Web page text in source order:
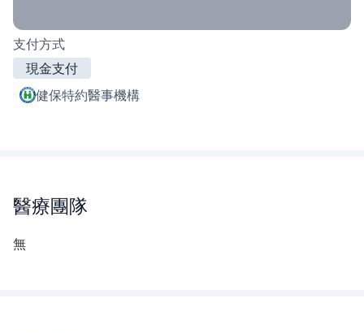
支付方式
現金支付
健保特約醫事機構
醫療團隊
無